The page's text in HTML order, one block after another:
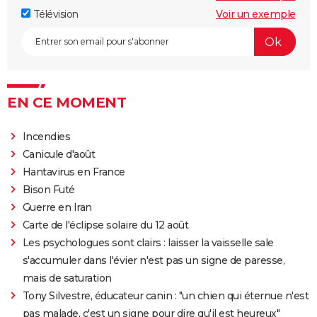
Télévision
Voir un exemple
EN CE MOMENT
Incendies
Canicule d'août
Hantavirus en France
Bison Futé
Guerre en Iran
Carte de l'éclipse solaire du 12 août
Les psychologues sont clairs : laisser la vaisselle sale
s'accumuler dans l'évier n'est pas un signe de paresse,
mais de saturation
Tony Silvestre, éducateur canin : "un chien qui éternue n'est
pas malade, c'est un signe pour dire qu'il est heureux"